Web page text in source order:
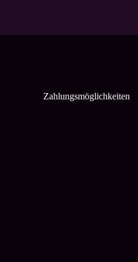
Zahlungsmöglichkeiten